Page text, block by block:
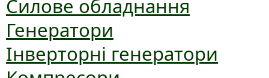
Силове обладнання
Генератори
Інверторні генератори